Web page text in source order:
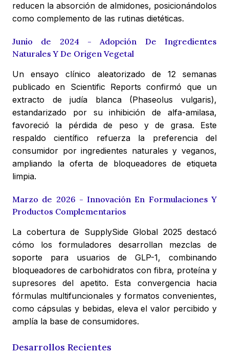
reducen la absorción de almidones, posicionándolos
como complemento de las rutinas dietéticas.
Junio de 2024 - Adopción De Ingredientes
Naturales Y De Origen Vegetal
Un ensayo clínico aleatorizado de 12 semanas
publicado en Scientific Reports confirmó que un
extracto de judía blanca (Phaseolus vulgaris),
estandarizado por su inhibición de alfa-amilasa,
favoreció la pérdida de peso y de grasa. Este
respaldo científico refuerza la preferencia del
consumidor por ingredientes naturales y veganos,
ampliando la oferta de bloqueadores de etiqueta
limpia.
Marzo de 2026 - Innovación En Formulaciones Y
Productos Complementarios
La cobertura de SupplySide Global 2025 destacó
cómo los formuladores desarrollan mezclas de
soporte para usuarios de GLP-1, combinando
bloqueadores de carbohidratos con fibra, proteína y
supresores del apetito. Esta convergencia hacia
fórmulas multifuncionales y formatos convenientes,
como cápsulas y bebidas, eleva el valor percibido y
amplía la base de consumidores.
Desarrollos Recientes